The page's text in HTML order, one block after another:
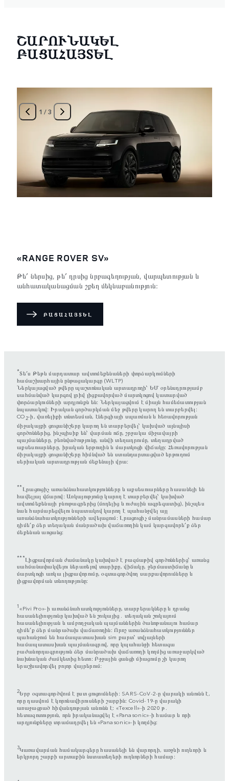
ՇԱՐՈՒՆԱԿԵԼ
ԲԱՑԱՀԱՅՏԵԼ
1 /3
«RANGE ROVER SV»
Թե՛ ներսից, թե՛ դրսից նրբագեղության, վարպետության և
անհատականացման շքեղ մեկնաբանություն։
ԲԱՑԱՀԱՅՏԵԼ
*Տե՛ս Թեթև մարդատար ավտոմեքենաների փորձարկումների
համաշխարհային ընթացակարգը (WLTP)
Ներկայացված թվերը պաշտոնական արտադրողի՝ ԵՄ օրենսդրությամբ
սահմանված կարգով լրիվ լիցքավորված մարտկոցով կատարված
փորձարկումների արդյունքն են։ Ներկայացվում է միայն համեմատության
նպատակով։ Իրական գործարկման մեջ թվերը կարող են տարբերվել։
CO 2-ի, վառելիքի տնտեսման, էներգիայի սպառման և հեռավորության
միջակայքի ցուցանիշերը կարող են տարբերվել՝ կախված այնպիսի
գործոններից, ինչպիսիք են՝ վարման ոճը, շրջակա միջավայրի
պայմանները, բեռնվածությունը, անվի տեղադրումը, տեղադրված
աքսեսուարները, իրական երթուղին և մարտկոցի վիճակը։ Հեռավորության
միջակայքի ցուցանիշերը հիմնված են ստանդարտացված երթուղում
սերիական արտադրության մեքենայի վրա։
**Լրացուցիչ առանձնահատկությունները և աքսեսուարները հասանելի են
հավելյալ վճարով։ Առկայությունը կարող է տարբերվել՝ կախված
ավտոմեքենայի բնութագրերից (մոդելից և ուժային ագրեգատից), ինչպես
նաև հարմարեցվելու նպատակով կարող է պահանջվել այլ
առանձնահատկությունների ավելացում։ Լրացուցիչ մանրամասների համար
դիմե՛ք ձեր տեղական մանրածախ վաճառողին կամ կարգավորե՛ք ձեր
մեքենան առցանց։
***Լիցքավորման ժամանակը կախված է բազմաթիվ գործոններից՝ առանց
սահմանափակվելու ներառելով տարիքը, վիճակը, ջերմաստիճանը և
մարտկոցի առկա լիցքավորումը, օգտագործվող սարքավորումները և
լիցքավորման տևողությունը։
1«Pivi Pro»-ի առանձնահատկությունները, տարբերակները և դրանց
հասանելիությունը կախված են շուկայից․ տեղական շուկայում
հասանելիության և ամբողջական պայմաններին ծանոթանալու համար
դիմե՛ք ձեր մանրածախ վաճառողին։ Որոշ առանձնահատկություններ
պահանջում են համապատասխան sim քարտ՝ տվյալների
համապատասխան պայմանագրով, որը կպահանջի հետագա
բաժանորդագրություն ձեր մանրածախ վաճառողի կողմից առաջարկված
նախնական ժամկետից հետո։ Բջջային ցանցի միացումը չի կարող
երաշխավորվել բոլոր վայրերում:
2Երբ օգտագործվում է ըստ ցուցումների։ SARS-CoV-2-ը վարակի անունն է,
որը դասվում է կորոնավիրուսների շարքին։ Covid-19-ը վարակի
առաջացրած հիվանդության անունն է։ «Texcell»-ի 2020 թ․
հետազոտություն, որն իրականացվել է «Panasonic»-ի համար և որի
արդյունքները տրամադրվել են «Panasonic»-ի կողմից։
3Կառավարման համակարգերը հասանելի են վարորդի, առջևի ուղևորի և
երկրորդ շարքի արտաքին նստատեղերի ուղևորների համար։